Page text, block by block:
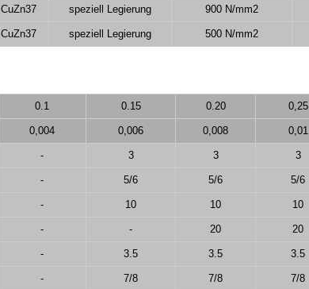
CuZn37 speziell Legierung 900 N/mm2
CuZn37 speziell Legierung 500 N/mm2
0.1 0.15 0.20 0,25
0,004 0,006 0,008 0,01
- 3 3 3
- 5/6 5/6 5/6
- 10 10 10
- - 20 20
- 3.5 3.5 3.5
- 7/8 7/8 7/8